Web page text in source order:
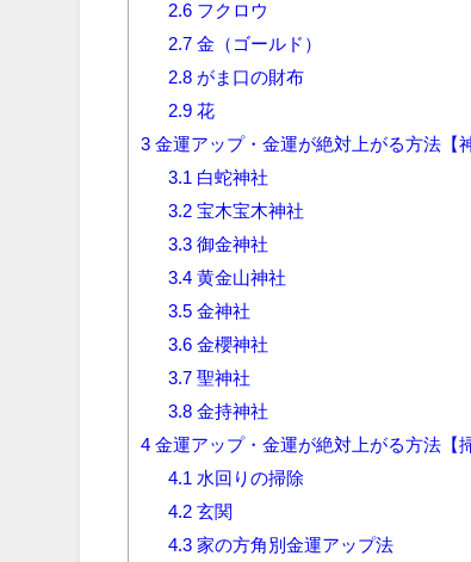
2.6 フクロウ
2.7 金（ゴールド）
2.8 がま口の財布
2.9 花
3 金運アップ・金運が絶対上がる方法【
3.1 白蛇神社
3.2 宝木宝木神社
3.3 御金神社
3.4 黄金山神社
3.5 金神社
3.6 金櫻神社
3.7 聖神社
3.8 金持神社
4 金運アップ・金運が絶対上がる方法【
4.1 水回りの掃除
4.2 玄関
4.3 家の方角別金運アップ法